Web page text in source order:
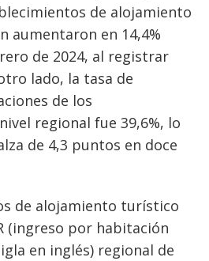
de alojamiento
aumentaron en 14,4%
de 2024, al registrar
lado, la tasa de
de los
regional fue 39,6%, lo
de 4,3 puntos en doce
de alojamiento turístico
(ingreso por habitación
en inglés) regional de